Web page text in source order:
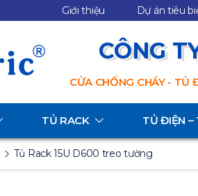
Giới thiệu Dự án tiêu
CÔNG
CỬA CHỐNG CHÁY - TỦ
TỦ RACK TỦ ĐIỆN –
Tủ Rack 15U D600 treo tường